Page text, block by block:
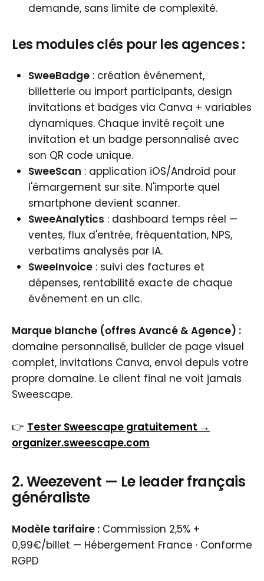
demande, sans limite de complexité.
Les modules clés pour les agences :
SweeBadge : création événement,
billetterie ou import participants, design
invitations et badges via Canva + variables
dynamiques. Chaque invité reçoit une
invitation et un badge personnalisé avec
son QR code unique.
SweeScan : application iOS/Android pour
l'émargement sur site. N'importe quel
smartphone devient scanner.
SweeAnalytics : dashboard temps réel —
ventes, flux d'entrée, fréquentation, NPS,
verbatims analysés par IA.
SweeInvoice : suivi des factures et
dépenses, rentabilité exacte de chaque
événement en un clic.
Marque blanche (offres Avancé & Agence) :
domaine personnalisé, builder de page visuel
complet, invitations Canva, envoi depuis votre
propre domaine. Le client final ne voit jamais
Sweescape.
👉 Tester Sweescape gratuitement →
organizer.sweescape.com
2. Weezevent — Le leader français
généraliste
Modèle tarifaire : Commission 2,5% +
0,99€/billet — Hébergement France · Conforme
RGPD